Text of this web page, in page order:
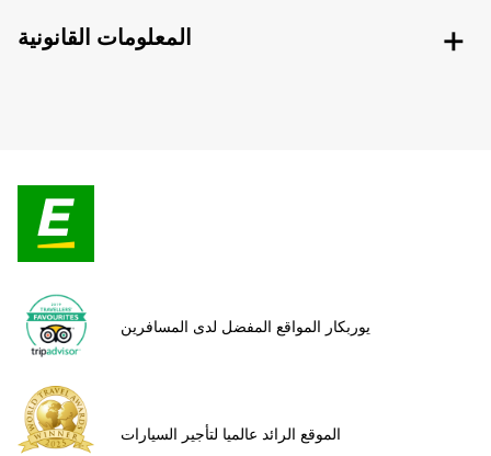
المعلومات القانونية
يوربكار المواقع المفضل لدى المسافرين
الموقع الرائد عالميا لتأجير السيارات